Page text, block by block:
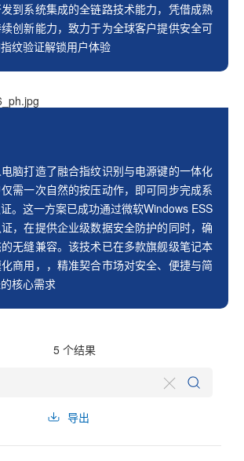
到系统集成的全链路技术能力，凭借成熟
创新能力，致力于为全球客户提供安全可
纹验证解锁用户体验
脑打造了融合指纹识别与电源键的一体化
需一次自然的按压动作，即可同步完成系
。这一方案已成功通过微软Windows ESS
，在提供企业级数据安全防护的同时，确
无缝兼容。该技术已在多款旗舰级笔记本
商用，，精准契合市场对安全、便捷与简
核心需求
5 个结果
导出